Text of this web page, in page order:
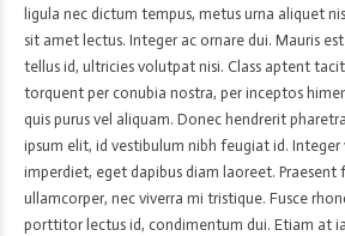
ligula nec dictum tempus, metus urna aliquet
sit amet lectus. Integer ac ornare dui. Mauris
tellus id, ultricies volutpat nisi. Class aptent
torquent per conubia nostra, per inceptos
quis purus vel aliquam. Donec hendrerit
ipsum elit, id vestibulum nibh feugiat id.
imperdiet, eget dapibus diam laoreet. Praesent
ullamcorper, nec viverra mi tristique. Fusce
porttitor lectus id, condimentum dui. Etiam at